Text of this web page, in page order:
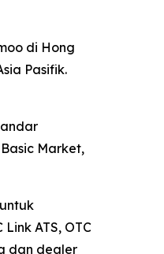
di Hong
Pasifik.
Market,
ATS, OTC
dan dealer